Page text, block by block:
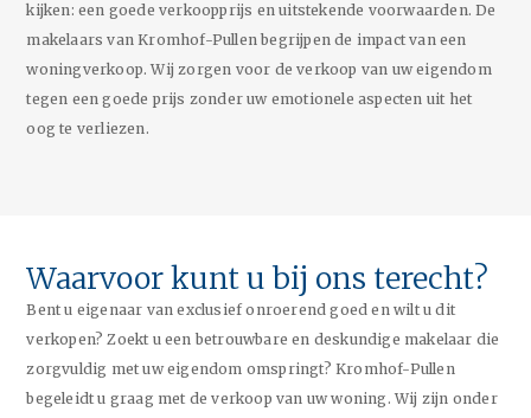
kijken: een goede verkoopprijs en uitstekende voorwaarden. De
makelaars van Kromhof-Pullen begrijpen de impact van een
woningverkoop. Wij zorgen voor de verkoop van uw eigendom
tegen een goede prijs zonder uw emotionele aspecten uit het
oog te verliezen.
Waarvoor kunt u bij ons terecht?
Bent u eigenaar van exclusief onroerend goed en wilt u dit
verkopen? Zoekt u een betrouwbare en deskundige makelaar die
zorgvuldig met uw eigendom omspringt? Kromhof-Pullen
begeleidt u graag met de verkoop van uw woning. Wij zijn onder